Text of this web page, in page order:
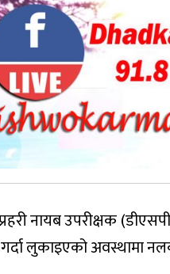
प्रहरी नायब उपरीक्षक
लुकाइएको अवस्थामा